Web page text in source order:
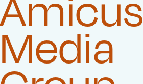
Amicus
Media